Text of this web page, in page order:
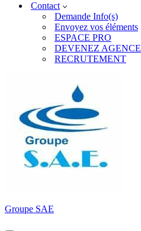
Contact
Demande Info(s)
Envoyez vos éléments
ESPACE PRO
DEVENEZ AGENCE
RECRUTEMENT
Groupe SAE